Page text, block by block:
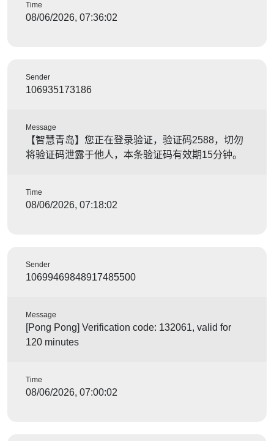
Time
08/06/2026, 07:36:02
Sender
106935173186
Message
【智慧青岛】您正在登录验证，验证码2588，切勿
将验证码泄露于他人，本条验证码有效期15分钟。
Time
08/06/2026, 07:18:02
Sender
10699469848917485500
Message
[Pong Pong] Verification code: 132061, valid for
120 minutes
Time
08/06/2026, 07:00:02